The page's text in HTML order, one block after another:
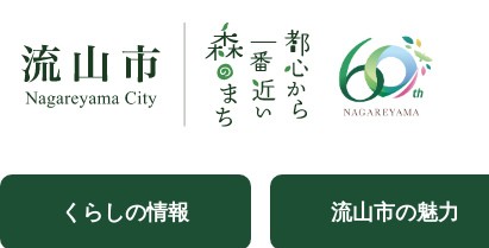
くらしの情報 流山市の魅力